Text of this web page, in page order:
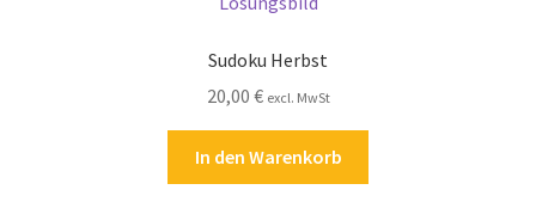
Sudoku Herbst
20,00 € excl. MwSt
In den Warenkorb